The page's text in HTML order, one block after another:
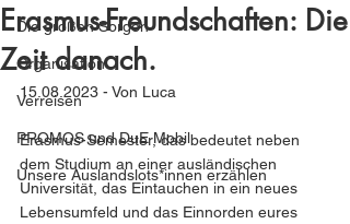
Die großen Sorgen
Organisation
Verreisen
PROMOS und DuE Mobil
Unsere Auslandslots*innen erzählen
Erasmus-Freundschaften: Die
Zeit danach.
15.08.2023 - Von Luca
Erasmus-Semester, das bedeutet neben
dem Studium an einer ausländischen
Universität, das Eintauchen in ein neues
Lebensumfeld und das Einnorden eures